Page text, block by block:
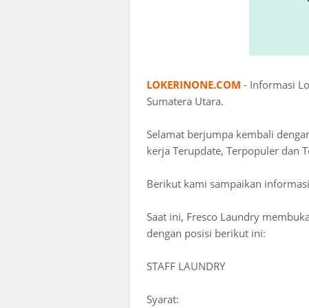
LOKERINONE.COM - Informasi
Sumatera Utara.
Selamat berjumpa kembali
kerja Terupdate, Terpopuler dan
Berikut kami sampaikan
Saat ini, Fresco Laundry
dengan posisi berikut ini:
STAFF LAUNDRY
Syarat: